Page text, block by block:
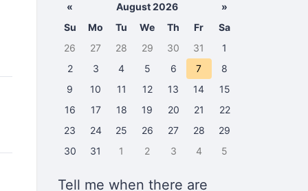
« August 2026
»
Su
Mo Tu We Th Fr
Sa
26
27 28 29 30 31
1
2
3 4 5 6 7
8
9
10 11 12 13 14
15
16
17 18 19 20 21
22
23
24 25 26 27 28
29
30
31 1 2 3 4 5
Tell me when there are